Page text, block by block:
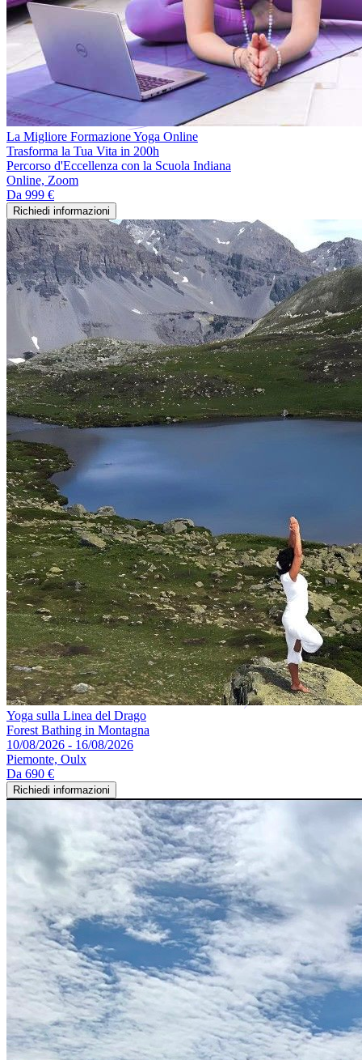
La Migliore Formazione Yoga Online
Trasforma la Tua Vita in 200h
Percorso d'Eccellenza con la Scuola Indiana
Online, Zoom
Da 999 €
Richiedi informazioni
Yoga sulla Linea del Drago
Forest Bathing in Montagna
10/08/2026 - 16/08/2026
Piemonte, Oulx
Da 690 €
Richiedi informazioni